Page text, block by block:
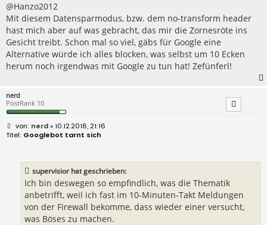
@Hanzo2012
Mit diesem Datensparmodus, bzw. dem no-transform header
hast mich aber auf was gebracht, das mir die Zornesröte ins
Gesicht treibt. Schon mal so viel, gäbs für Google eine
Alternative würde ich alles blocken, was selbst um 10 Ecken
herum noch irgendwas mit Google zu tun hat! Zefünferl!
nerd
PostRank 10
B
e
nerd» 10.12.2018, 21:16
Googlebot tarnt sich
supervisior hat geschrieben:
Ich bin deswegen so empfindlich, was die Thematik
anbetrifft, weil ich fast im 10-Minuten-Takt Meldungen
von der Firewall bekomme, dass wieder einer versucht,
was Böses zu machen.